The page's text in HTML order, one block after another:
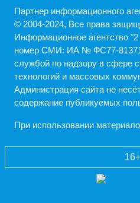
Партнер информационного
© 2004-2024, Все права
Информационное агентство
номер СМИ: ИА № ФС77-
службой по надзору в сфере
технологий и массовых
Администрация cайта не
содержание публикуемых
При использовании
16+